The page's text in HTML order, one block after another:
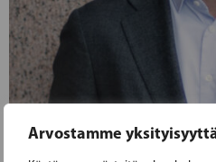
Arvostamme